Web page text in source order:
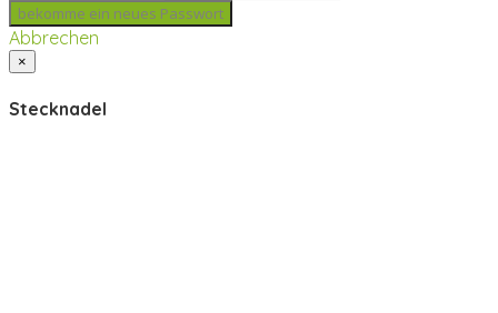
Abbrechen
×
Stecknadel